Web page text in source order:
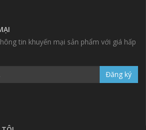
tin khuyến mại sản phẩm với giá hấp
Đăng ký